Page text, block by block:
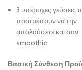
3 υπέροχες γεύσεις
προτρέπουν να την
απολαύσετε και σαν
smoothie.
Βασική Σύνθεση